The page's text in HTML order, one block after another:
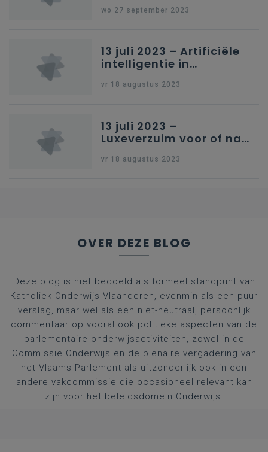
wo 27 september 2023
13 juli 2023 – Artificiële
intelligentie in
vr 18 augustus 2023
13 juli 2023 –
Luxeverzuim voor of na
vr 18 augustus 2023
OVER DEZE BLOG
Deze blog is niet bedoeld als formeel standpunt van
Katholiek Onderwijs Vlaanderen, evenmin als een puur
verslag, maar wel als een niet-neutraal, persoonlijk
commentaar op vooral ook politieke aspecten van de
parlementaire onderwijsactiviteiten, zowel in de
Commissie Onderwijs en de plenaire vergadering van
het Vlaams Parlement als uitzonderlijk ook in een
andere vakcommissie die occasioneel relevant kan
zijn voor het beleidsdomein Onderwijs.